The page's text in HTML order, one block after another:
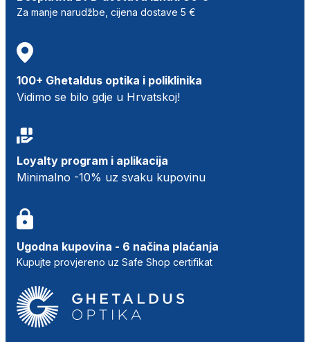
Za manje narudžbe, cijena dostave 5 €
100+ Ghetaldus optika i poliklinika
Vidimo se bilo gdje u Hrvatskoj!
Loyalty program i aplikacija
Minimalno -10% uz svaku kupovinu
Ugodna kupovina - 6 načina plaćanja
Kupujte provjereno uz Safe Shop certifikat